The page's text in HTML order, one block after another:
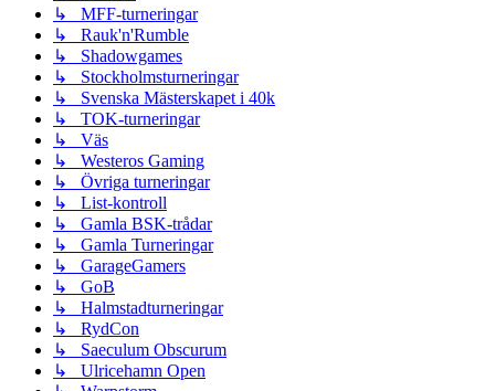
↳ MFF-turneringar
↳ Rauk'n'Rumble
↳ Shadowgames
↳ Stockholmsturneringar
↳ Svenska Mästerskapet i 40k
↳ TOK-turneringar
↳ Väs
↳ Westeros Gaming
↳ Övriga turneringar
↳ List-kontroll
↳ Gamla BSK-trådar
↳ Gamla Turneringar
↳ GarageGamers
↳ GoB
↳ Halmstadturneringar
↳ RydCon
↳ Saeculum Obscurum
↳ Ulricehamn Open